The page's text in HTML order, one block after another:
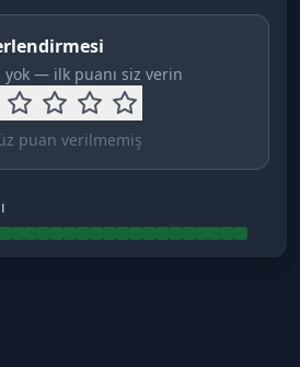
— ilk puanı siz verin
puan verilmemiş